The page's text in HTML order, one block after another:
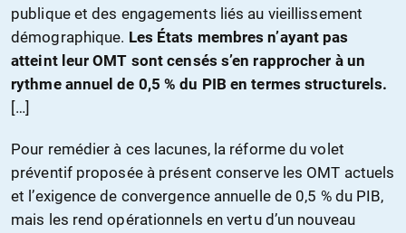
publique et des engagements liés au vieillissement
démographique. Les États membres n’ayant pas
atteint leur OMT sont censés s’en rapprocher à un
rythme annuel de 0,5 % du PIB en termes structurels.
[…]
Pour remédier à ces lacunes, la réforme du volet
préventif proposée à présent conserve les OMT actuels
et l’exigence de convergence annuelle de 0,5 % du PIB,
mais les rend opérationnels en vertu d’un nouveau